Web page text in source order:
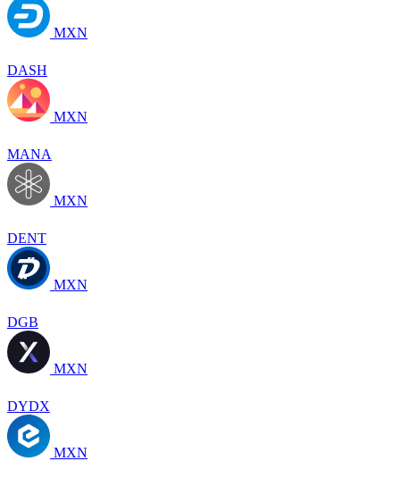
MXN
DASH
MXN
MANA
MXN
DENT
MXN
DGB
MXN
DYDX
MXN